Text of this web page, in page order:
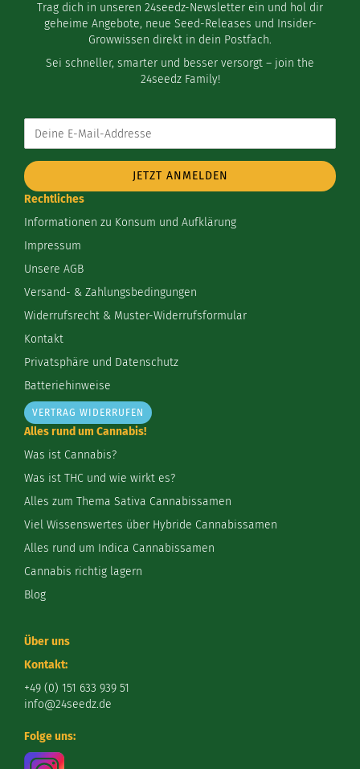
Trag dich in unseren 24seedz-Newsletter ein und hol dir
geheime Angebote, neue Seed-Releases und Insider-
Growwissen direkt in dein Postfach.
Sei schneller, smarter und besser versorgt – join the
24seedz Family!
Addresse
Rechtliches
Informationen zu Konsum und Aufklärung
Impressum
Unsere AGB
Versand- & Zahlungsbedingungen
Widerrufsrecht & Muster-Widerrufsformular
Kontakt
Privatsphäre und Datenschutz
Batteriehinweise
VERTRAG WIDERRUFEN
Alles rund um Cannabis!
Was ist Cannabis?
Was ist THC und wie wirkt es?
Alles zum Thema Sativa Cannabissamen
Viel Wissenswertes über Hybride Cannabissamen
Alles rund um Indica Cannabissamen
Cannabis richtig lagern
Blog
Über uns
Kontakt:
+49 (0) 151 633 939 51
info@24seedz.de
Folge uns: